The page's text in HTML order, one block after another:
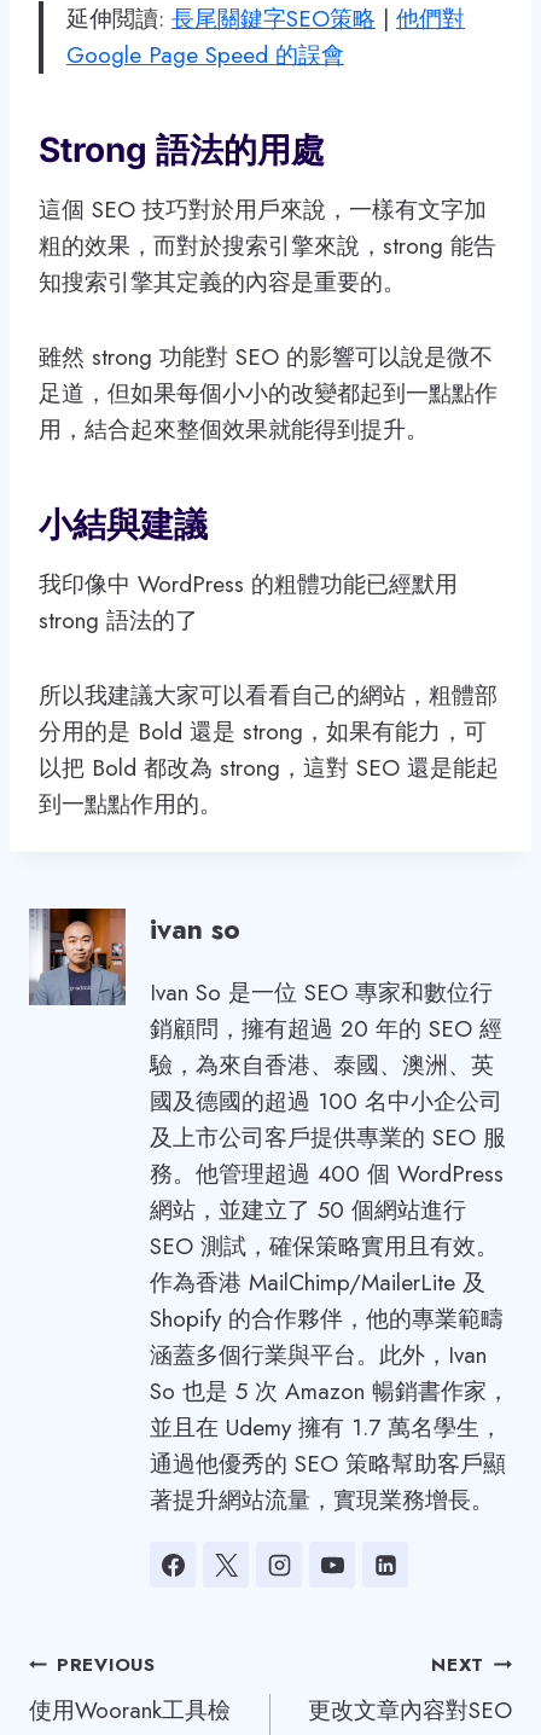
延伸閲讀: 長尾關鍵字SEO策略 | 他們對
Google Page Speed 的誤會
Strong 語法的用處
這個 SEO 技巧對於用戶來說，一樣有文字加
粗的效果，而對於搜索引擎來說，strong 能告
知搜索引擎其定義的內容是重要的。
雖然 strong 功能對 SEO 的影響可以說是微不
足道，但如果每個小小的改變都起到一點點作
用，結合起來整個效果就能得到提升。
小結與建議
我印像中 WordPress 的粗體功能已經默用
strong 語法的了
所以我建議大家可以看看自己的網站，粗體部
分用的是 Bold 還是 strong，如果有能力，可
以把 Bold 都改為 strong，這對 SEO 還是能起
到一點點作用的。
ivan so
Ivan So 是一位 SEO 專家和數位行
銷顧問，擁有超過 20 年的 SEO 經
驗，為來自香港、泰國、澳洲、英
國及德國的超過 100 名中小企公司
及上市公司客戶提供專業的 SEO 服
務。他管理超過 400 個 WordPress
網站，並建立了 50 個網站進行
SEO 測試，確保策略實用且有效。
作為香港 MailChimp/MailerLite 及
Shopify 的合作夥伴，他的專業範疇
涵蓋多個行業與平台。此外，Ivan
So 也是 5 次 Amazon 暢銷書作家，
並且在 Udemy 擁有 1.7 萬名學生，
通過他優秀的 SEO 策略幫助客戶顯
著提升網站流量，實現業務增長。
Post
navigation
PREVIOUS
使用Woorank工具檢
NEXT
更改文章內容對SEO